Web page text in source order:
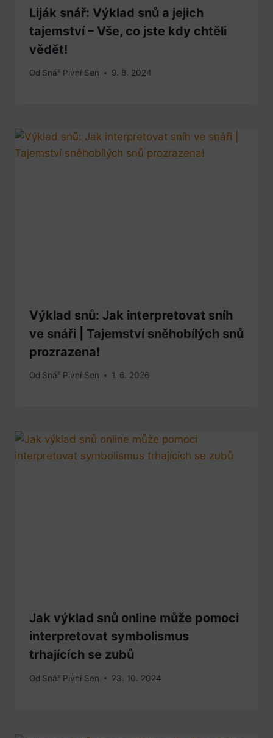
Liják snář: Výklad snů a jejich
tajemství – Vše, co jste kdy chtěli
vědět!
Od Snář Pivní Sen 9. 8. 2024
Výklad snů: Jak interpretovat sníh
ve snáři | Tajemství sněhobílých snů
prozrazena!
Od Snář Pivní Sen 1. 6. 2026
Jak výklad snů online může pomoci
interpretovat symbolismus
trhajících se zubů
Od Snář Pivní Sen 23. 10. 2024